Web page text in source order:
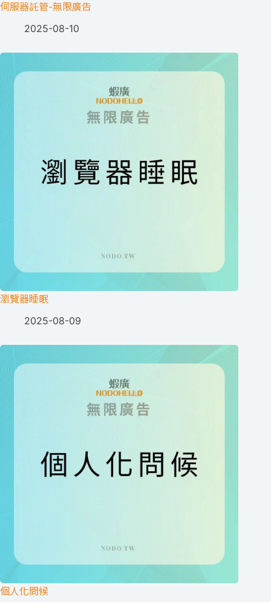
伺服器託管-無限廣告
2025-08-10
瀏覽器睡眠
2025-08-09
個人化問候